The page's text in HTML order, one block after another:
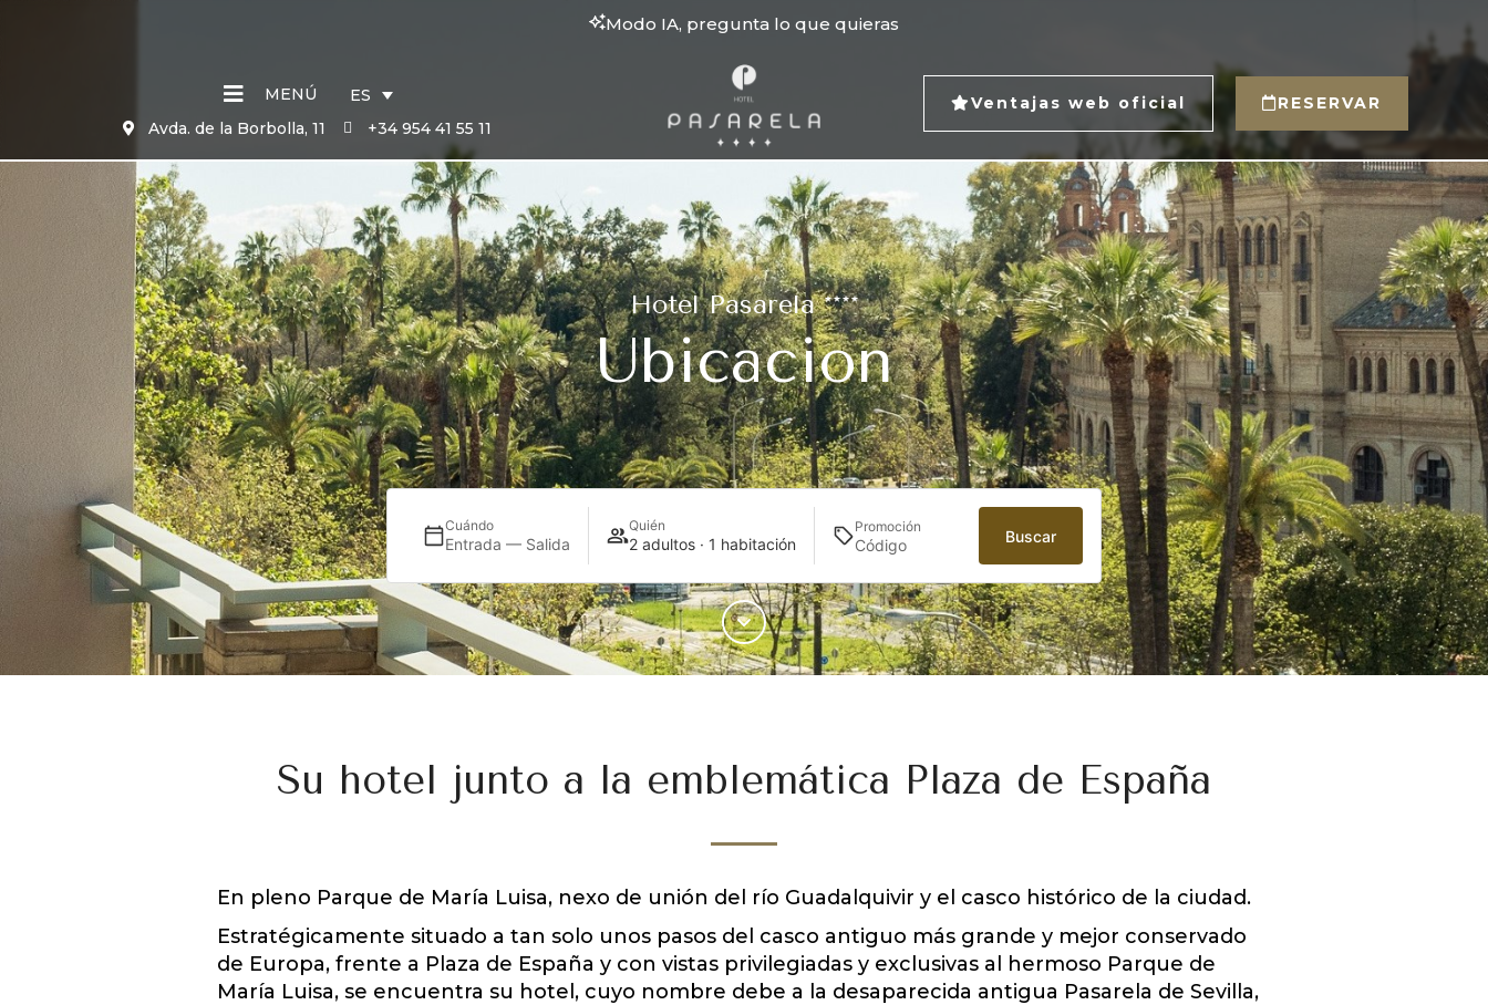
Modo IA, pregunta lo que quieras
MENÚ
ES
Avda. de la Borbolla, 11
+34 954 41 55 11
Ventajas web oficial RESERVAR
Hotel Pasarela ****
Ubicacion
Cuándo
Entrada — Salida
Quién
2 adultos · 1 habitación
Promoción
Buscar
Su hotel junto a la emblemática Plaza de España
En pleno Parque de María Luisa, nexo de unión del río Guadalquivir y el casco histórico de la ciudad.
Estratégicamente situado a tan solo unos pasos del casco antiguo más grande y mejor conservado
de Europa, frente a Plaza de España y con vistas privilegiadas y exclusivas al hermoso Parque de
María Luisa, se encuentra su hotel, cuyo nombre debe a la desaparecida antigua Pasarela de Sevilla,